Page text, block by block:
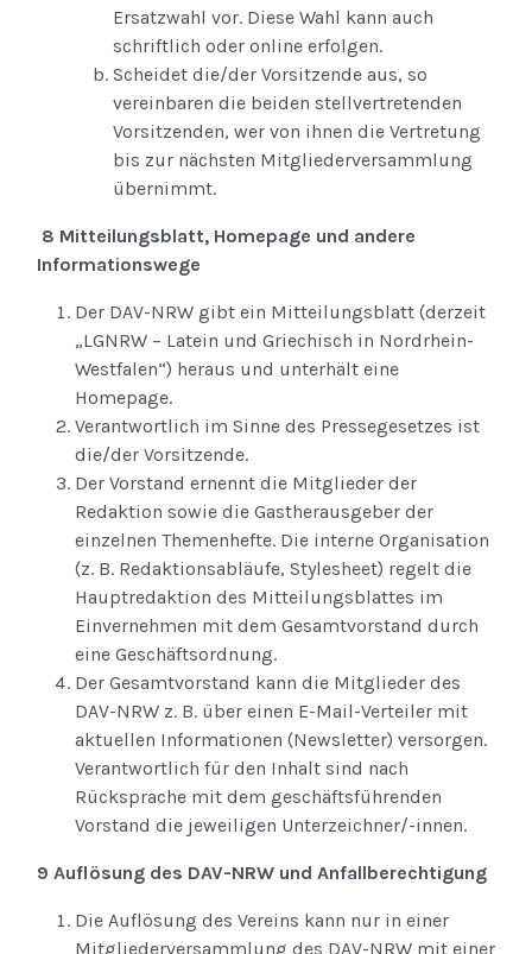
Ersatzwahl vor. Diese Wahl kann auch
schriftlich oder online erfolgen.
Scheidet die/der Vorsitzende aus, so
vereinbaren die beiden stellvertretenden
Vorsitzenden, wer von ihnen die Vertretung
bis zur nächsten Mitgliederversammlung
übernimmt.
8 Mitteilungsblatt, Homepage und andere
Informationswege
Der DAV-NRW gibt ein Mitteilungsblatt (derzeit
„LGNRW – Latein und Griechisch in Nordrhein-
Westfalen“) heraus und unterhält eine
Homepage.
Verantwortlich im Sinne des Pressegesetzes ist
die/der Vorsitzende.
Der Vorstand ernennt die Mitglieder der
Redaktion sowie die Gastherausgeber der
einzelnen Themenhefte. Die interne Organisation
(z. B. Redaktionsabläufe, Stylesheet) regelt die
Hauptredaktion des Mitteilungsblattes im
Einvernehmen mit dem Gesamtvorstand durch
eine Geschäftsordnung.
Der Gesamtvorstand kann die Mitglieder des
DAV-NRW z. B. über einen E-Mail-Verteiler mit
aktuellen Informationen (Newsletter) versorgen.
Verantwortlich für den Inhalt sind nach
Rücksprache mit dem geschäftsführenden
Vorstand die jeweiligen Unterzeichner/-innen.
9 Auflösung des DAV-NRW und Anfallberechtigung
Die Auflösung des Vereins kann nur in einer
Mitgliederversammlung des DAV-NRW mit einer